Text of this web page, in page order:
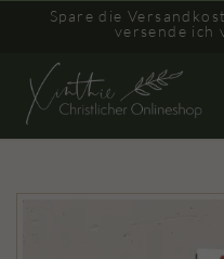
Spare die
versende ich